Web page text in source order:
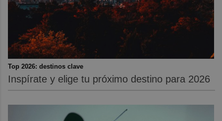
Top 2026: destinos clave
Inspírate y elige tu próximo destino para 2026